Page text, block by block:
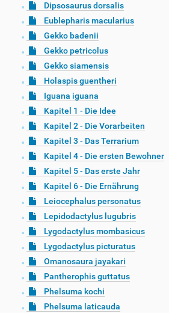
Dipsosaurus dorsalis
Eublepharis macularius
Gekko badenii
Gekko petricolus
Gekko siamensis
Holaspis guentheri
Iguana iguana
Kapitel 1 - Die Idee
Kapitel 2 - Die Vorarbeiten
Kapitel 3 - Das Terrarium
Kapitel 4 - Die ersten Bewohner
Kapitel 5 - Das erste Jahr
Kapitel 6 - Die Ernährung
Leiocephalus personatus
Lepidodactylus lugubris
Lygodactylus mombasicus
Lygodactylus picturatus
Omanosaura jayakari
Pantherophis guttatus
Phelsuma kochi
Phelsuma laticauda